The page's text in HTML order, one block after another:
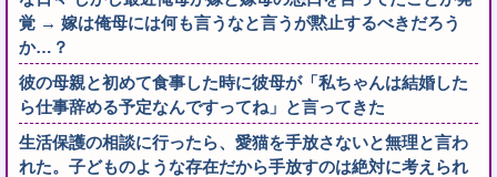
覚 → 嫁は俺母には何も言うなと言うが黙止するべきだろう
か…？
彼の母親と初めて食事した時に彼母が「私ちゃんは結婚した
ら仕事辞める予定なんですってね」と言ってきた
生活保護の相談に行ったら、愛猫を手放さないと無理と言わ
れた。子どものような存在だから手放すのは絶対に考えられ